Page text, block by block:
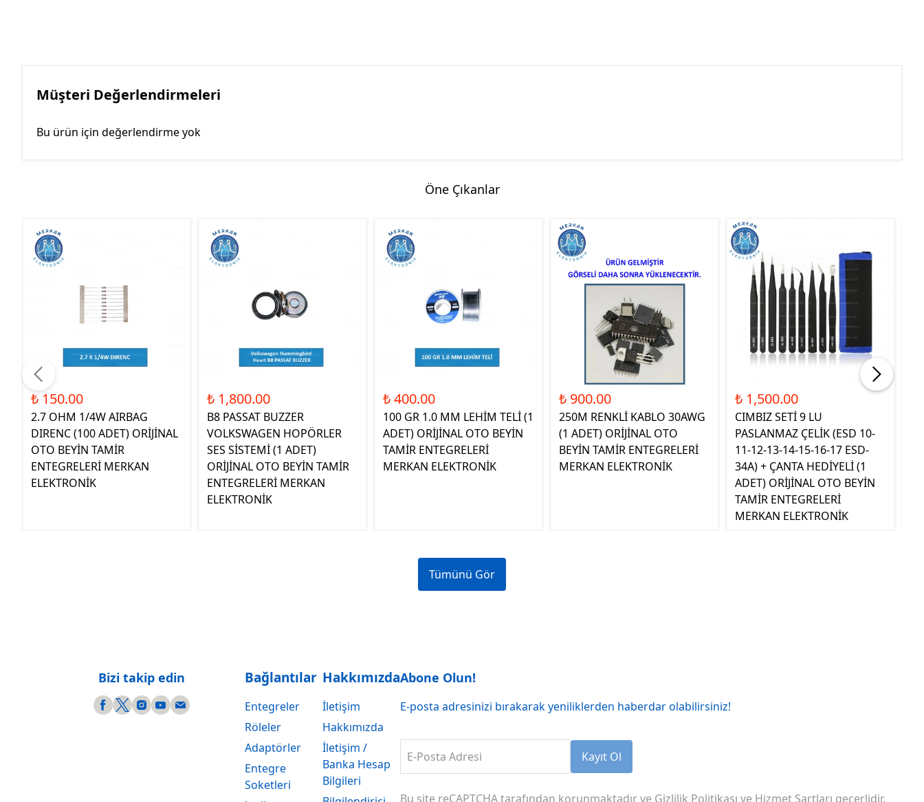
Müşteri Değerlendirmeleri
Bu ürün için değerlendirme yok
Öne Çıkanlar
₺ 150.00
2.7 OHM 1/4W AIRBAG
DIRENC (100 ADET) ORİJİNAL
OTO BEYİN TAMİR
ENTEGRELERİ MERKAN
ELEKTRONİK
₺ 1,800.00
B8 PASSAT BUZZER
VOLKSWAGEN HOPÖRLER
SES SİSTEMİ (1 ADET)
ORİJİNAL OTO BEYİN TAMİR
ENTEGRELERİ MERKAN
ELEKTRONİK
₺ 400.00
100 GR 1.0 MM LEHİM TELİ (1
ADET) ORİJİNAL OTO BEYİN
TAMİR ENTEGRELERİ
MERKAN ELEKTRONİK
₺ 900.00
250M RENKLİ KABLO 30AWG
(1 ADET) ORİJİNAL OTO
BEYİN TAMİR ENTEGRELERİ
MERKAN ELEKTRONİK
₺ 1,500.00
CIMBIZ SETİ 9 LU
PASLANMAZ ÇELİK (ESD 10-
11-12-13-14-15-16-17 ESD-
34A) + ÇANTA HEDİYELİ (1
ADET) ORİJİNAL OTO BEYİN
TAMİR ENTEGRELERİ
MERKAN ELEKTRONİK
Tümünü Gör
Bizi takip edin Bağlantılar
Entegreler
Röleler
Adaptörler
Entegre
Soketleri
Hakkımızda
İletişim
Hakkımızda
İletişim /
Banka Hesap
Bilgileri
Abone Olun!
E-posta adresinizi bırakarak yeniliklerden haberdar olabilirsiniz!
E-Posta Adresi Kayıt Ol
Bu site reCAPTCHA tarafından korunmaktadır ve Gizlilik Politikası ve Hizmet Şartları geçerlidir.